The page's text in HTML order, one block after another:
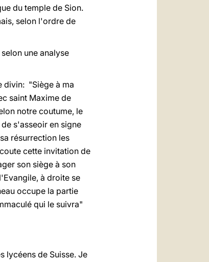
du temple de Sion.
selon l'ordre de
une analyse
divin: "Siège à ma
saint Maxime de
notre coutume, le
s'asseoir en signe
résurrection les
cette invitation de
son siège à son
à droite se
occupe la partie
qui le suivra"
lycéens de Suisse. Je